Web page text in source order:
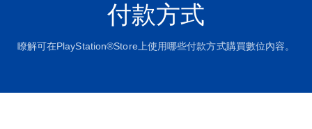
付款方式
瞭解可在PlayStation®Store上使用哪些付款方式購買數位內容。